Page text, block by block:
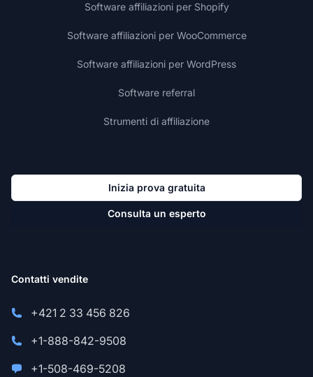
Software affiliazioni per Shopify
Software affiliazioni per WooCommerce
Software affiliazioni per WordPress
Software referral
Strumenti di affiliazione
Inizia prova gratuita
Consulta un esperto
Contatti vendite
+421 2 33 456 826
+1-888-842-9508
+1-508-469-5208